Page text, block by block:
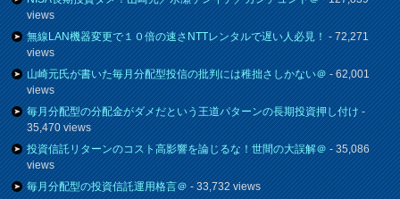
views
無線LAN機器変更で１０倍の速さNTTレンタルで遅い人必見！- 72,271
views
山崎元氏が書いた毎月分配型投信の批判には稚拙さしかない＠- 62,001
views
毎月分配型の分配金がダメだという王道パターンの長期投資押し付け-
35,470 views
投資信託リターンのコスト高影響を論じるな！世間の大誤解＠- 35,086
views
毎月分配型の投資信託運用格言＠- 33,732 views